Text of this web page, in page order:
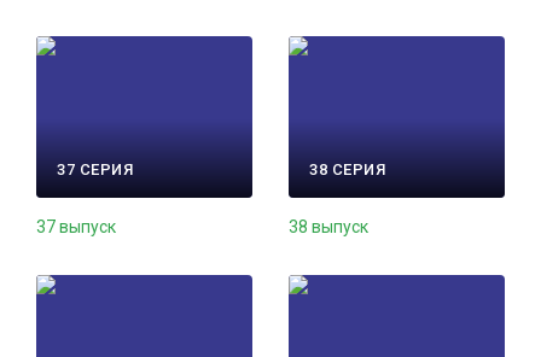
37 СЕРИЯ
37 выпуск
38 СЕРИЯ
38 выпуск